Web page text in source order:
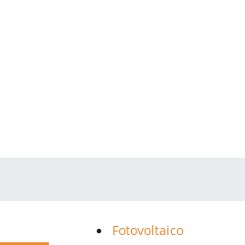
Fotovoltaico